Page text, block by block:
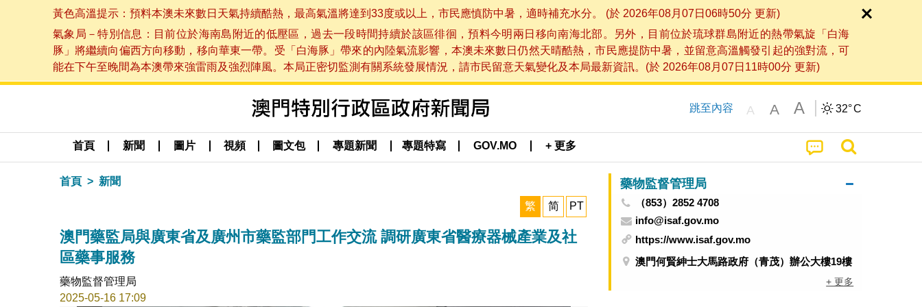
黃色高溫提示：預料本澳未來數日天氣持續酷熱，最高氣溫將達到33度或以上，市民應慎防中暑，適時補充水分。 (於 2026年08月07日06時50分 更新)
氣象局－特別信息：目前位於海南島附近的低壓區，過去一段時間持續於該區徘徊，預料今明兩日移向南海北部。另外，目前位於琉球群島附近的熱帶氣旋「白海
豚」將繼續向偏西方向移動，移向華東一帶。受「白海豚」帶來的內陸氣流影響，本澳未來數日仍然天晴酷熱，市民應提防中暑，並留意高溫觸發引起的強對流，可
能在下午至晚間為本澳帶來強雷雨及強烈陣風。本局正密切監測有關系統發展情況，請市民留意天氣變化及本局最新資訊。(於 2026年08月07日11時00分 更新)
跳至內容 A A A 32°C
首頁 新聞 圖片 視頻 圖文包 專題新聞 專題特寫 GOV.MO + 更多
首頁 新聞
繁 简 PT
澳門藥監局與廣東省及廣州市藥監部門工作交流 調研廣東省醫療器械產業及社
區藥事服務
藥物監督管理局
2025-05-16 17:09
藥物監督管理局
（853）2852 4708
info@isaf.gov.mo
https://www.isaf.gov.mo
澳門何賢紳士大馬路政府（青茂）辦公大樓19樓
+ 更多